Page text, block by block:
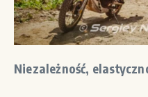
Niezależność,